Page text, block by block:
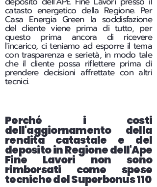
catasto energetico della Regione. Per
Casa Energia Green la soddisfazione
del cliente viene prima di tutto, per
questo prima ancora di ricevere
l'incarico, ci teniamo ad esporre il tema
con trasparenza e serietà, in modo tale
che il cliente possa riflettere prima di
prendere decisioni affrettate con altri
tecnici.
Perché i costi
dell'aggiornamento della
rendita catastale e del
deposito in Regione dell'Ape
Fine Lavori non sono
rimborsati come spese
tecniche del Superbonus 110